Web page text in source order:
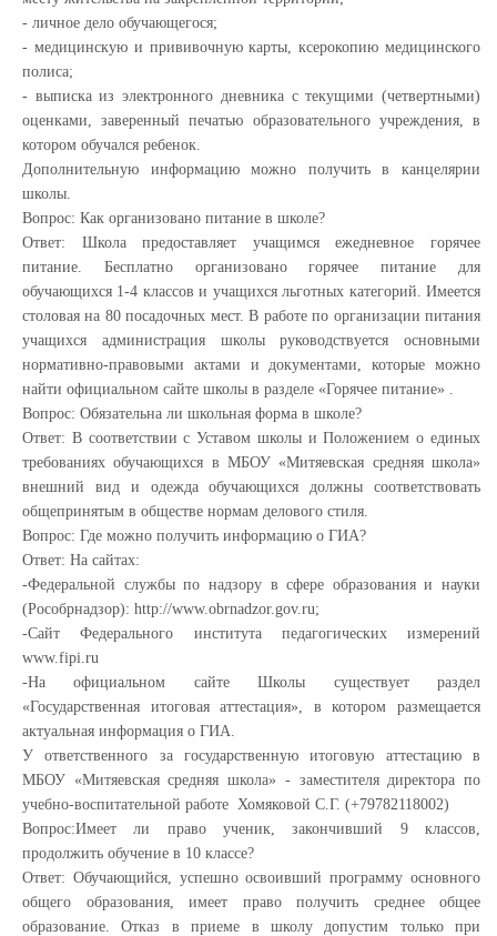
- личное дело обучающегося;
- медицинскую и прививочную карты, ксерокопию медицинского
полиса;
- выписка из электронного дневника с текущими (четвертными)
оценками, заверенный печатью образовательного учреждения, в
котором обучался ребенок.
Дополнительную информацию можно получить в канцелярии
школы.
Вопрос: Как организовано питание в школе?
Ответ: Школа предоставляет учащимся ежедневное горячее
питание. Бесплатно организовано горячее питание для
обучающихся 1-4 классов и учащихся льготных категорий. Имеется
столовая на 80 посадочных мест. В работе по организации питания
учащихся администрация школы руководствуется основными
нормативнo-правовыми актами и документами, которые можно
найти официальном сайте школы в разделе «Горячее питание» .
Вопрос: Обязательна ли школьная форма в школе?
Ответ: В соответствии с Уставом школы и Положением о единых
требованиях обучающихся в МБОУ «Митяевская средняя школа»
внешний вид и одежда обучающихся должны соответствовать
общепринятым в обществе нормам делового стиля.
Вопрос: Где можно получить информацию о ГИА?
Ответ: На сайтах:
-Федеральной службы по надзору в сфере образования и науки
(Рособрнадзор): http://www.obrnadzor.gov.ru;
-Cайт Федерального института педагогических измерений
www.fipi.ru
-На официальном сайте Школы существует раздел
«Государственная итоговая аттестация», в котором размещается
актуальная информация о ГИА.
У ответственного за государственную итоговую аттестацию в
МБОУ «Митяевская средняя школа» - заместителя директора по
учебно-воспитательной работе Хомяковой С.Г. (+79782118002)
Вопрос:Имеет ли право ученик, закончивший 9 классов,
продолжить обучение в 10 классе?
Ответ: Обучающийся, успешно освоивший программу основного
общего образования, имеет право получить среднее общее
образование. Отказ в приеме в школу допустим только при